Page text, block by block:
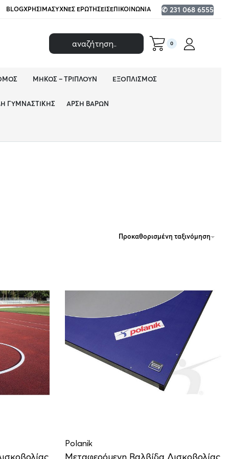
BLOGΧΡΉΣΙΜΑΣΥΧΝΈΣ ΕΡΩΤΉΣΕΙΣΕΠΙΚΟΙΝΩΝΊΑ ✆ 231 068 6555
0
ΜΉΚΟΣ – ΤΡΙΠΛΟΎΝ ΕΞΟΠΛΙΣΜΌΣ
ΓΥΜΝΑΣΤΙΚΉΣ ΆΡΣΗ ΒΑΡΏΝ
Προκαθορισμένη ταξινόμηση
Polanik